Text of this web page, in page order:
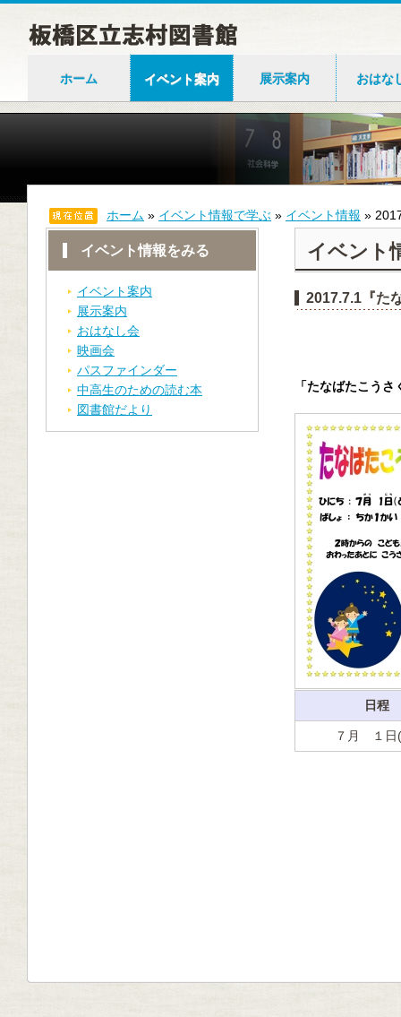
ホーム イベント案内 展示案内 おはな
ホーム » イベント情報で学ぶ » イベント情報 »
イベント情報をみる
イベント案内
展示案内
おはなし会
映画会
パスファインダー
中高生のための読む本
図書館だより
イベント
2017.7.1『た
「たなばたこう
日程
７月 １日